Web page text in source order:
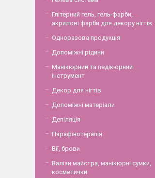
Глітерний гель, гель-фарби,
акрилові фарби для декору нігтів
Одноразова продукція
Допоміжні рідини
Манікюрний та педікюрний
інструмент
Декор для нігтів
Допоміжні матеріали
Депіляція
Парафінотерапія
Вії, брови
Валізи майстра, манікюрні сумки,
косметички